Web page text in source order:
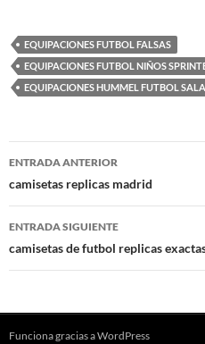
EQUIPACIONES FUTBOL FALSAS
EQUIPACIONES FUTBOL NIÑOS
EQUIPACIONES HUMMEL FUTBOL SALA
Navegación
de
entradas
ENTRADA ANTERIOR
camisetas replicas madrid
ENTRADA SIGUIENTE
camisetas de futbol replicas
Funciona gracias a WordPress